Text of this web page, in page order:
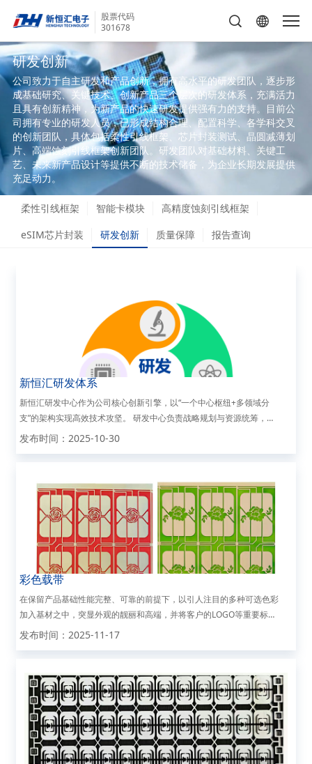
股票代码
301678
研发创新
公司致力于自主研发和产品创新，拥有高水平的研发团队，逐步形
成基础研究、关键技术、创新产品三个层次的研发体系，充满活力
且具有创新精神，为新产品的快速研发提供强有力的支持。目前公
司拥有专业的研发人员，已形成结构合理、配置科学、各学科交叉
的创新团队，具体包括柔性引线框架、芯片封装测试、晶圆减薄划
片、高端蚀刻引线框架创新团队。研发团队对基础材料、关键工
艺、未来新产品设计等提供不断的技术储备，为企业长期发展提供
充足动力。
柔性引线框架 智能卡模块
高精度蚀刻引线框架
eSIM芯片封装
研发创新 质量保障 报告查询
新恒汇研发体系
新恒汇研发中心作为公司核心创新引擎，以“一个中心枢纽+多领域分
支”的架构实现高效技术攻坚。 研发中心负责战略规划与资源统筹，统
一协调产品技术、生产设备、软件系统等专项研发分支机构，形成跨领
发布时间：2025-10-30
彩色载带
在保留产品基础性能完整、可靠的前提下，以引人注目的多种可选色彩
加入基材之中，突显外观的靓丽和高端，并将客户的LOGO等重要标识
以3D效果呈现于每一颗载带表面，专属的定制产品将带来最具辨识度
发布时间：2025-11-17